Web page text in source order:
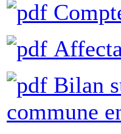
Bilan
commune